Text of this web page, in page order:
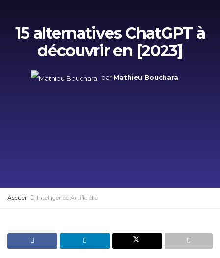
15 alternatives ChatGPT à
découvrir en [2023]
par Mathieu Bouchara
Accueil Intelligence Artificielle